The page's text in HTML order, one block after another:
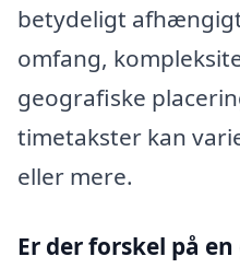
betydeligt
omfang,
geografiske
timetakster kan
eller mere.
Er der forskel på